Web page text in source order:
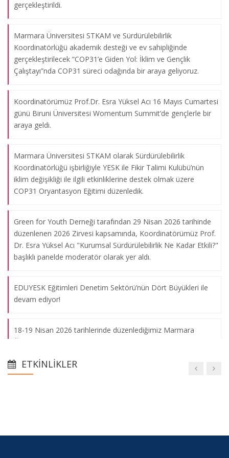
gerçekleştirildi.
Marmara Üniversitesi STKAM ve Sürdürülebilirlik
Koordinatörlüğü akademik desteği ve ev sahipliğinde
gerçekleştirilecek “COP31’e Giden Yol: İklim ve Gençlik
Çalıştayı”nda COP31 süreci odağında bir araya geliyoruz.
Koordinatörümüz Prof.Dr. Esra Yüksel Acı 16 Mayıs Cumartesi
günü Biruni Üniversitesi Womentum Summit’de gençlerle bir
araya geldi.
Marmara Üniversitesi STKAM olarak Sürdürülebilirlik
Koordinatörlüğü işbirliğiyle YESK ile Fikir Talimi Kulübü’nün
iklim değişikliği ile ilgili etkinliklerine destek olmak üzere
COP31 Oryantasyon Eğitimi düzenledik.
Green for Youth Derneği tarafından 29 Nisan 2026 tarihinde
düzenlenen 2026 Zirvesi kapsamında, Koordinatörümüz Prof.
Dr. Esra Yüksel Acı "Kurumsal Sürdürülebilirlik Ne Kadar Etkili?"
başlıklı panelde moderatör olarak yer aldı.
EDUYESK Eğitimleri Denetim Sektörü’nün Dört Büyükleri ile
devam ediyor!
18-19 Nisan 2026 tarihlerinde düzenlediğimiz Marmara
Üniversitesi Sürdürülebilirlik ve Etki Fikir Maratonu: MARMARA
“COP31 yolunda genç fikirler maratonu” başlığı ile yer aldı.
ETKINLIKLER